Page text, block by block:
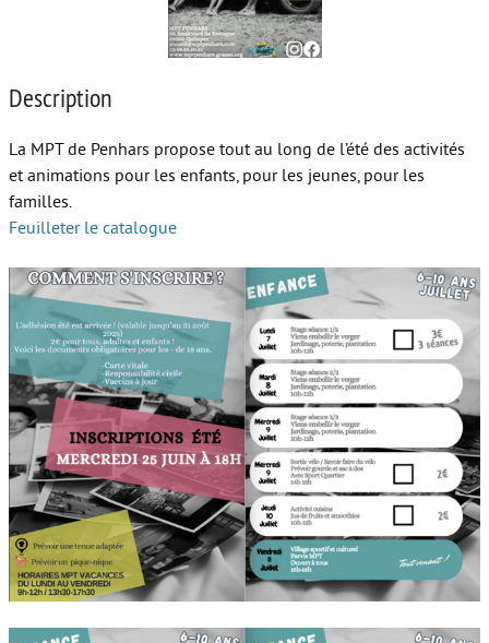
Place aux grands-parents
Description
La MPT de Penhars propose tout au long de l’été des activités
et animations pour les enfants, pour les jeunes, pour les
familles.
Feuilleter le catalogue